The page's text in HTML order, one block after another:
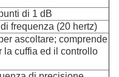
di 1 dB
frequenza (20 hertz)
ascoltare; comprende
la cuffia ed il controllo